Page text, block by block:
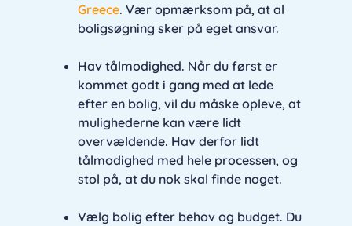
Greece. Vær opmærksom på, at al
boligsøgning sker på eget ansvar.
Hav tålmodighed. Når du først er
kommet godt i gang med at lede
efter en bolig, vil du måske opleve, at
mulighederne kan være lidt
overvældende. Hav derfor lidt
tålmodighed med hele processen, og
stol på, at du nok skal finde noget.
Vælg bolig efter behov og budget. Du